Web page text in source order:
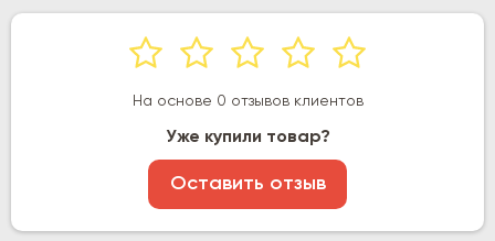
На основе 0 отзывов клиентов
Уже купили товар?
Оставить отзыв